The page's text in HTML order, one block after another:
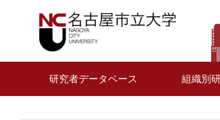
研究者データベース 組織別